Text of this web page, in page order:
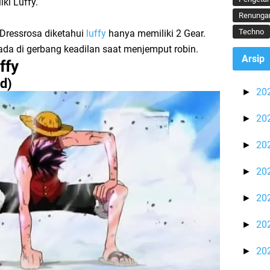
diketahui luffy hanya memiliki 2 Gear.
di gerbang keadilan saat menjemput robin.
Techno
Arsip
►
►
►
►
►
►
►